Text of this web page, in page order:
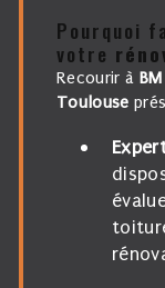
Pourquoi
votre
Recourir à
Toulouse